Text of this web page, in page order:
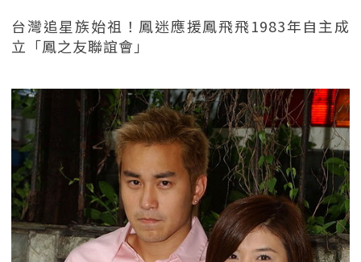
台灣追星族始祖！鳳迷應援鳳飛飛1983年自主成
立「鳳之友聯誼會」